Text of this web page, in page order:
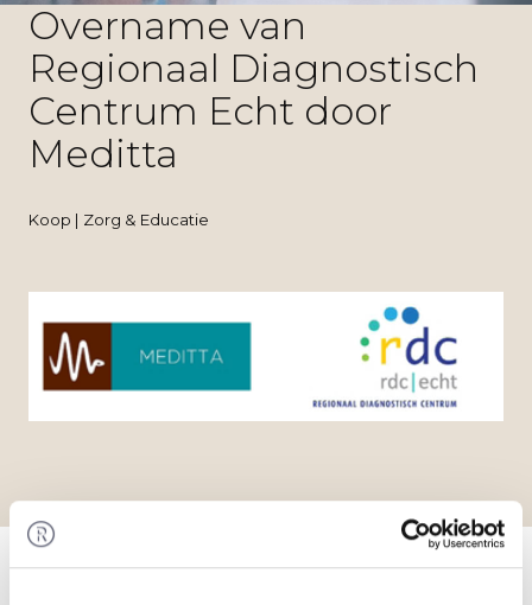
Overname van
Regionaal Diagnostisch
Centrum Echt door
Meditta
Koop | Zorg & Educatie
Home
/ Overname van Regionaal
Diagnostisch Centrum Echt door Meditta